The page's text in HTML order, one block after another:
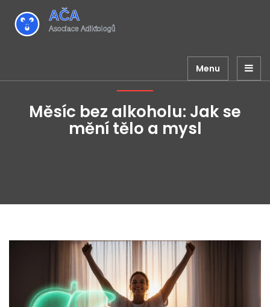
Menu
Měsíc bez alkoholu: Jak se
mění tělo a mysl